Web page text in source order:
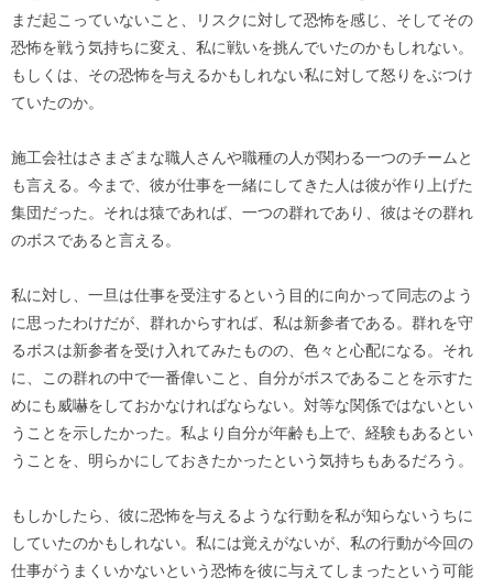
まだ起こっていないこと、リスクに対して恐怖を感じ、そしてその
恐怖を戦う気持ちに変え、私に戦いを挑んでいたのかもしれない。
もしくは、その恐怖を与えるかもしれない私に対して怒りをぶつけ
ていたのか。
施工会社はさまざまな職人さんや職種の人が関わる一つのチームと
も言える。今まで、彼が仕事を一緒にしてきた人は彼が作り上げた
集団だった。それは猿であれば、一つの群れであり、彼はその群れ
のボスであると言える。
私に対し、一旦は仕事を受注するという目的に向かって同志のよう
に思ったわけだが、群れからすれば、私は新参者である。群れを守
るボスは新参者を受け入れてみたものの、色々と心配になる。それ
に、この群れの中で一番偉いこと、自分がボスであることを示すた
めにも威嚇をしておかなければならない。対等な関係ではないとい
うことを示したかった。私より自分が年齢も上で、経験もあるとい
うことを、明らかにしておきたかったという気持ちもあるだろう。
もしかしたら、彼に恐怖を与えるような行動を私が知らないうちに
していたのかもしれない。私には覚えがないが、私の行動が今回の
仕事がうまくいかないという恐怖を彼に与えてしまったという可能